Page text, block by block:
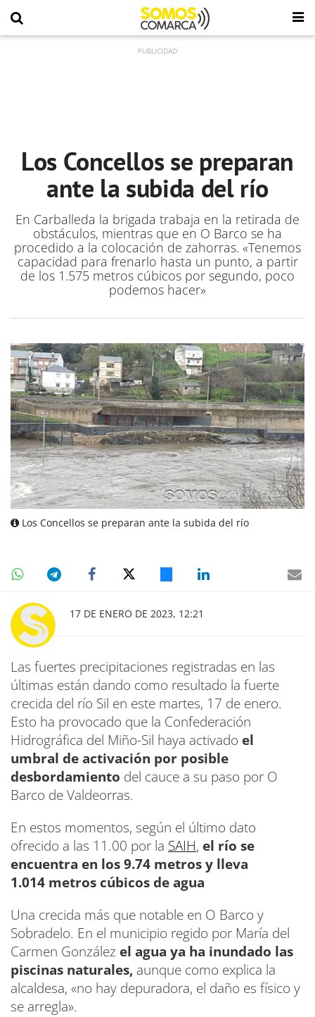
Los Concellos se preparan
ante la subida del río
En Carballeda la brigada trabaja en la retirada de
obstáculos, mientras que en O Barco se ha
procedido a la colocación de zahorras. «Tenemos
capacidad para frenarlo hasta un punto, a partir
de los 1.575 metros cúbicos por segundo, poco
podemos hacer»
Los Concellos se preparan ante la subida del río
17 DE ENERO DE 2023, 12:21
Las fuertes precipitaciones registradas en las
últimas están dando como resultado la fuerte
crecida del río Sil en este martes, 17 de enero.
Esto ha provocado que la Confederación
Hidrográfica del Miño-Sil haya activado el
umbral de activación por posible
desbordamiento del cauce a su paso por O
Barco de Valdeorras.
En estos momentos, según el último dato
ofrecido a las 11.00 por la SAIH, el río se
encuentra en los 9.74 metros y lleva
1.014 metros cúbicos de agua
Una crecida más que notable en O Barco y
Sobradelo. En el municipio regido por María del
Carmen González el agua ya ha inundado las
piscinas naturales, aunque como explica la
alcaldesa, «no hay depuradora, el daño es físico y
se arregla».